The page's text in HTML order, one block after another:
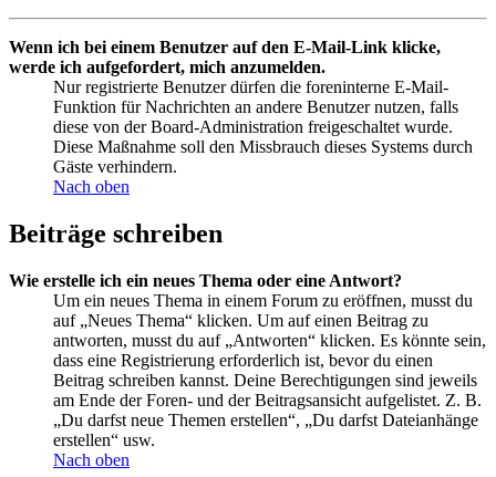
Wenn ich bei einem Benutzer auf den E-Mail-Link klicke,
werde ich aufgefordert, mich anzumelden.
Nur registrierte Benutzer dürfen die foreninterne E-Mail-
Funktion für Nachrichten an andere Benutzer nutzen, falls
diese von der Board-Administration freigeschaltet wurde.
Diese Maßnahme soll den Missbrauch dieses Systems durch
Gäste verhindern.
Nach oben
Beiträge schreiben
Wie erstelle ich ein neues Thema oder eine Antwort?
Um ein neues Thema in einem Forum zu eröffnen, musst du
auf „Neues Thema“ klicken. Um auf einen Beitrag zu
antworten, musst du auf „Antworten“ klicken. Es könnte sein,
dass eine Registrierung erforderlich ist, bevor du einen
Beitrag schreiben kannst. Deine Berechtigungen sind jeweils
am Ende der Foren- und der Beitragsansicht aufgelistet. Z. B.
„Du darfst neue Themen erstellen“, „Du darfst Dateianhänge
erstellen“ usw.
Nach oben